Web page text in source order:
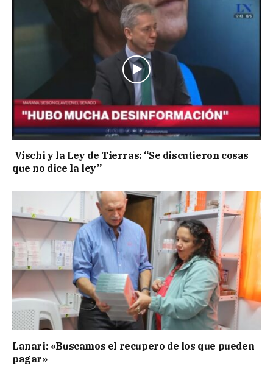
Vischi y la Ley de Tierras: “Se discutieron cosas
que no dice la ley”
Lanari: «Buscamos el recupero de los que pueden
pagar»